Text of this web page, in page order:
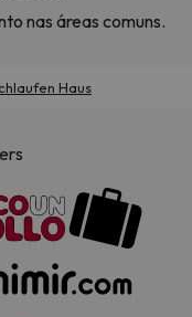
nas áreas comuns.
Haus